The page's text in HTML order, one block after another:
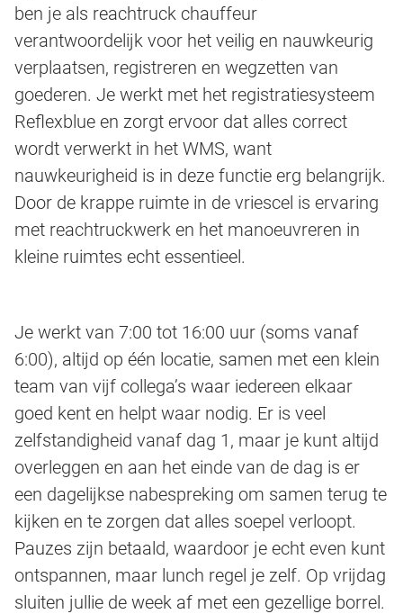
ben je als reachtruck chauffeur
verantwoordelijk voor het veilig en nauwkeurig
verplaatsen, registreren en wegzetten van
goederen. Je werkt met het registratiesysteem
Reflexblue en zorgt ervoor dat alles correct
wordt verwerkt in het WMS, want
nauwkeurigheid is in deze functie erg belangrijk.
Door de krappe ruimte in de vriescel is ervaring
met reachtruckwerk en het manoeuvreren in
kleine ruimtes echt essentieel.
Je werkt van 7:00 tot 16:00 uur (soms vanaf
6:00), altijd op één locatie, samen met een klein
team van vijf collega’s waar iedereen elkaar
goed kent en helpt waar nodig. Er is veel
zelfstandigheid vanaf dag 1, maar je kunt altijd
overleggen en aan het einde van de dag is er
een dagelijkse nabespreking om samen terug te
kijken en te zorgen dat alles soepel verloopt.
Pauzes zijn betaald, waardoor je echt even kunt
ontspannen, maar lunch regel je zelf. Op vrijdag
sluiten jullie de week af met een gezellige borrel.